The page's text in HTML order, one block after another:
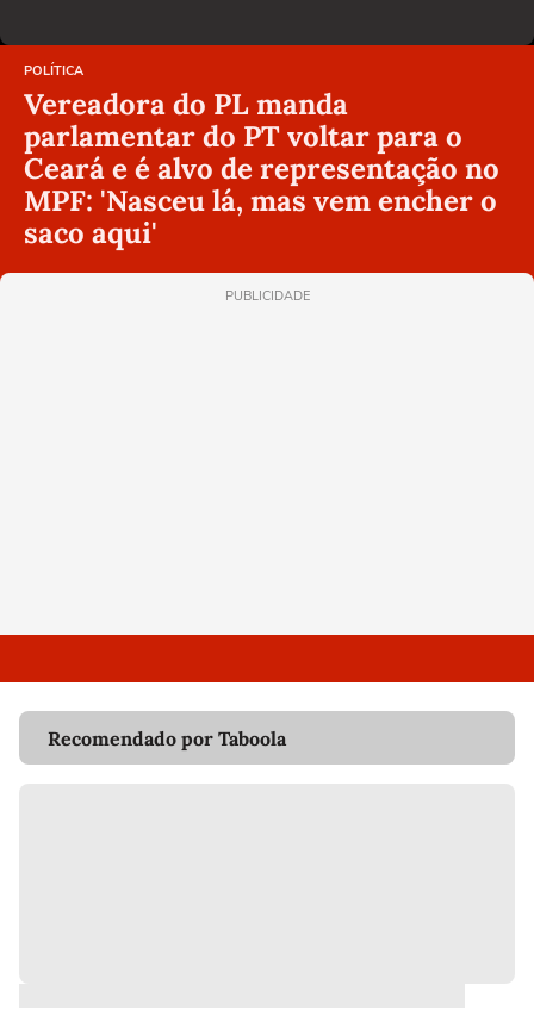
POLÍTICA
Vereadora do PL manda
parlamentar do PT voltar para o
Ceará e é alvo de representação no
MPF: 'Nasceu lá, mas vem encher o
saco aqui'
PUBLICIDADE
Recomendado por Taboola